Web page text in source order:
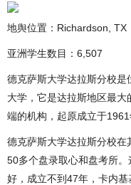
地舆位置：Richardson, TX
亚洲学生数目：6,507
德克萨斯大学达拉斯分校是
大学，它是达拉斯地区最
端的机构，起原成立于
德克萨斯大学达拉斯分校
50多个盘录取心和盘考所
好，成立不到47年，卡内